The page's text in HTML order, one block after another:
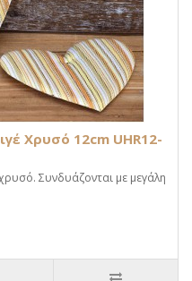
Χρυσό 12cm UHR12-
Συνδυάζονται με μεγάλη